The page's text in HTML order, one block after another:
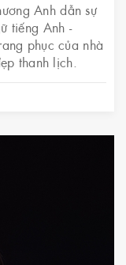
Anh dẫn sự
tiếng Anh -
phục của nhà
thanh lịch.